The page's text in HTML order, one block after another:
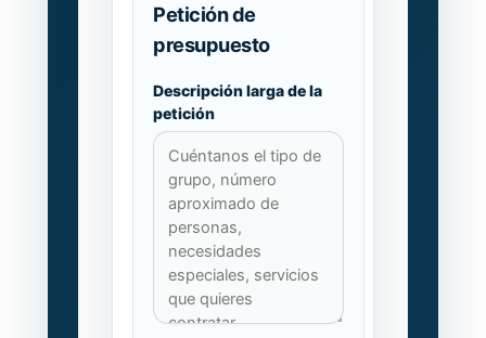
Petición de
presupuesto
Descripción larga de la
petición